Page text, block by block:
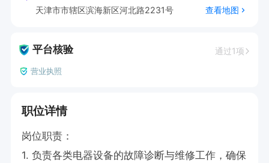
天津市市辖区滨海新区河北路2231号
查看地图
平台核验 通过1项
营业执照
职位详情
岗位职责：
1. 负责各类电器设备的故障诊断与维修工作，确保